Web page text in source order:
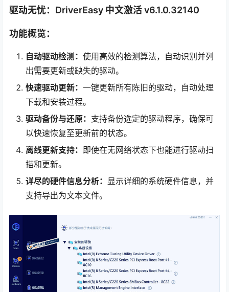
驱动无忧：DriverEasy 中文激活 v6.1.0.32140
功能概览：
自动驱动检测： 使用高效的检测算法，自动识别并列
出需要更新或缺失的驱动。
快速驱动更新： 一键更新所有陈旧的驱动，自动处理
下载和安装过程。
驱动备份与还原： 支持备份选定的驱动程序，确保可
以快速恢复至更新前的状态。
离线更新支持： 即使在无网络状态下也能进行驱动扫
描和更新。
详尽的硬件信息分析： 显示详细的系统硬件信息，并
支持导出为文本文件。